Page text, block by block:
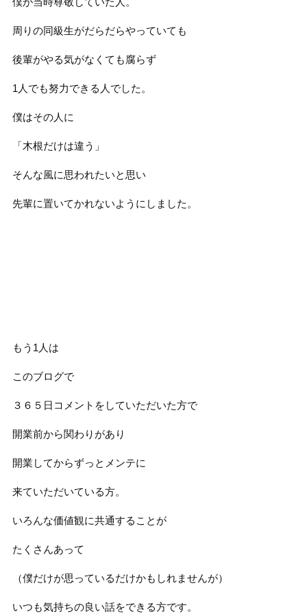
周りの同級生がだらだらやっていても
後輩がやる気がなくても腐らず
1人でも努力できる人でした。
僕はその人に
「木根だけは違う」
そんな風に思われたいと思い
先輩に置いてかれないようにしました。
もう1人は
このブログで
３６５日コメントをしていただいた方で
開業前から関わりがあり
開業してからずっとメンテに
来ていただいている方。
いろんな価値観に共通することが
たくさんあって
（僕だけが思っているだけかもしれませんが）
いつも気持ちの良い話をできる方です。